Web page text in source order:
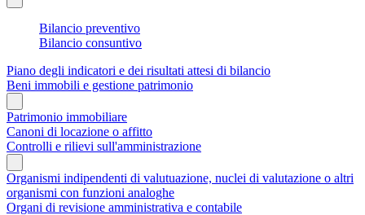
Bilancio preventivo
Bilancio consuntivo
Piano degli indicatori e dei risultati attesi di bilancio
Beni immobili e gestione patrimonio
Patrimonio immobiliare
Canoni di locazione o affitto
Controlli e rilievi sull'amministrazione
Organismi indipendenti di valutuazione, nuclei di valutazione o altri
organismi con funzioni analoghe
Organi di revisione amministrativa e contabile